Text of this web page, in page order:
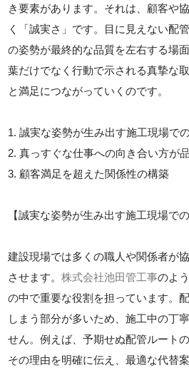
き要素があります。それは、顧客や
く「誠実さ」です。目に見えない配
の姿勢が最終的な品質を左右する場
葉だけでなく行動で示される真摯な
と満足につながっていくのです。
1. 誠実な姿勢が生み出す施工現場で
2. 真っすぐな仕事への向き合い方が
3. 顧客満足を超えた関係性の構築
【誠実な姿勢が生み出す施工現場での
建設現場では多くの職人や関係者が
させます。株式会社池田管工事のよ
の中で重要な役割を担っています。
しまう部分が多いため、施工中の丁
せん。例えば、予期せぬ配管ルート
その理由を明確に伝え、最適な代替